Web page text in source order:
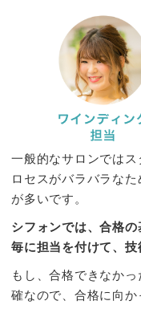
一般的なサロンでは
ロセスがバラバラな
が多いです。
シフォンでは、合格
毎に担当を付けて、技
もし、合格できなか
確なので、合格に向か